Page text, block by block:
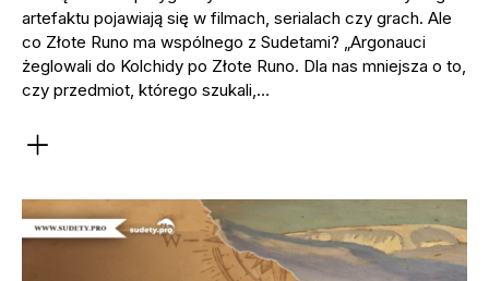
artefaktu pojawiają się w filmach, serialach czy grach. Ale
co Złote Runo ma wspólnego z Sudetami? „Argonauci
żeglowali do Kolchidy po Złote Runo. Dla nas mniejsza o to,
czy przedmiot, którego szukali,…